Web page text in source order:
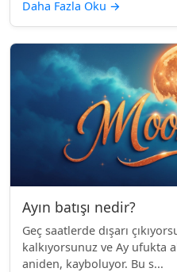
Daha Fazla Oku →
Ayın batışı nedir?
Geç saatlerde dışarı
kalkıyorsunuz ve Ay ufukta
aniden, kayboluyor. Bu s...